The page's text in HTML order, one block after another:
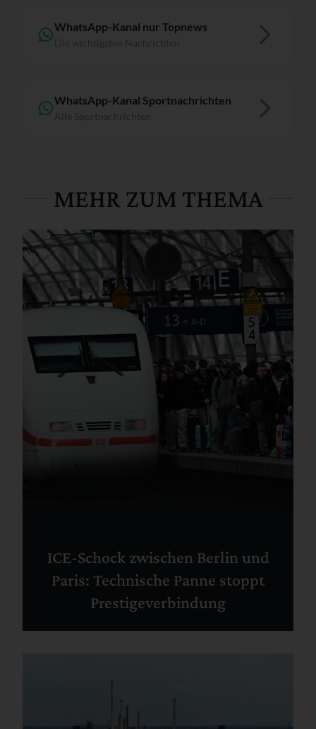
WhatsApp-Kanal nur Topnews
WhatsApp-Kanal Sportnachrichten
MEHR ZUM THEMA
ICE-Schock zwischen Berlin und
Paris: Technische Panne stoppt
Prestigeverbindung